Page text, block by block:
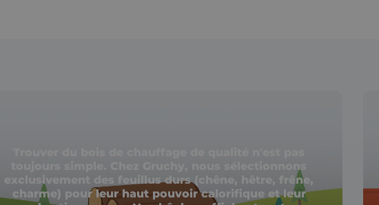
toujours simple. Chez Gruchy, nous sélectionnons
exclusivement des feuillus durs (chêne, hêtre, frêne,
charme) pour leur haut pouvoir calorifique et leur